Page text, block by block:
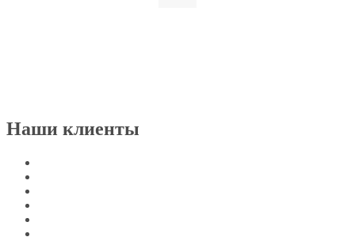
Наши клиенты